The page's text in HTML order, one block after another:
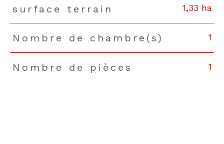
surface terrain 1,33 ha
Nombre de chambre(s) 1
Nombre de pièces 1